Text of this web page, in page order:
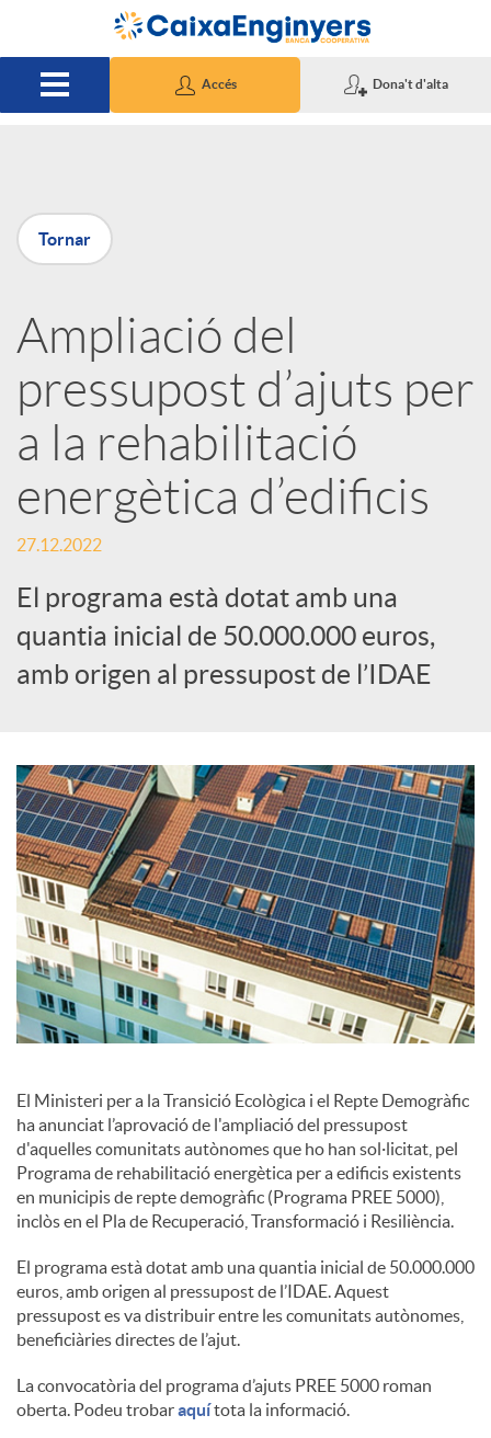
Salta al contingut principal
Accés Dona't d'alta
P
u
b
l
i
c
a
d
o
r
d
e
c
o
n
t
i
n
Tornar
Ampliació del
pressupost d’ajuts per
a la rehabilitació
energètica d’edificis
27.12.2022
El programa està dotat amb una
quantia inicial de 50.000.000 euros,
amb origen al pressupost de l’IDAE
El Ministeri per a la Transició Ecològica i el Repte Demogràfic
ha anunciat l’aprovació de l'ampliació del pressupost
d'aquelles comunitats autònomes que ho han sol·licitat, pel
Programa de rehabilitació energètica per a edificis existents
en municipis de repte demogràfic (Programa PREE 5000),
inclòs en el Pla de Recuperació, Transformació i Resiliència.
El programa està dotat amb una quantia inicial de 50.000.000
euros, amb origen al pressupost de l’IDAE. Aquest
pressupost es va distribuir entre les comunitats autònomes,
beneficiàries directes de l’ajut.
La convocatòria del programa d’ajuts PREE 5000 roman
oberta. Podeu trobaraquítota la informació.